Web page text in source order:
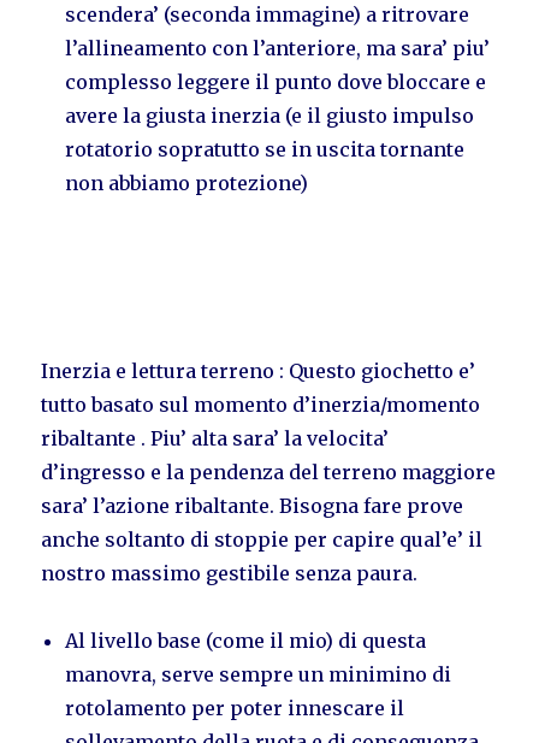
scendera’ (seconda immagine) a ritrovare
l’allineamento con l’anteriore, ma sara’ piu’
complesso leggere il punto dove bloccare e
avere la giusta inerzia (e il giusto impulso
rotatorio sopratutto se in uscita tornante
non abbiamo protezione)
Inerzia e lettura terreno : Questo giochetto e’
tutto basato sul momento d’inerzia/momento
ribaltante . Piu’ alta sara’ la velocita’
d’ingresso e la pendenza del terreno maggiore
sara’ l’azione ribaltante. Bisogna fare prove
anche soltanto di stoppie per capire qual’e’ il
nostro massimo gestibile senza paura.
Al livello base (come il mio) di questa
manovra, serve sempre un minimino di
rotolamento per poter innescare il